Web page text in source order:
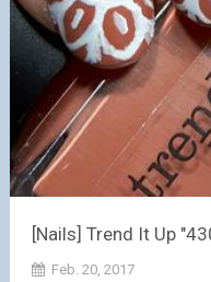
[Nails] Trend It Up
Feb. 20, 2017